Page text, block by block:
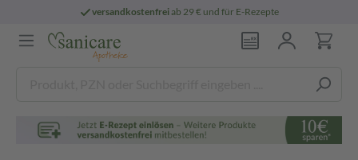
versandkostenfreiab 29 € und für E-Rezepte